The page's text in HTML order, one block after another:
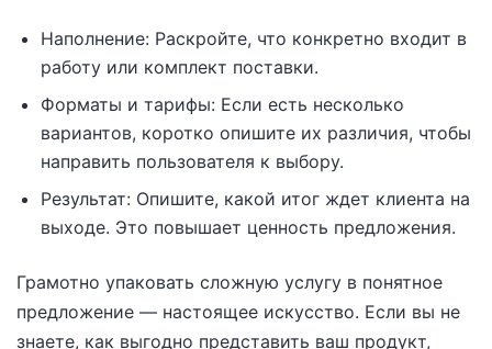
Наполнение: Раскройте, что конкретно входит в
работу или комплект поставки.
Форматы и тарифы: Если есть несколько
вариантов, коротко опишите их различия, чтобы
направить пользователя к выбору.
Результат: Опишите, какой итог ждет клиента на
выходе. Это повышает ценность предложения.
Грамотно упаковать сложную услугу в понятное
предложение — настоящее искусство. Если вы не
знаете, как выгодно представить ваш продукт,